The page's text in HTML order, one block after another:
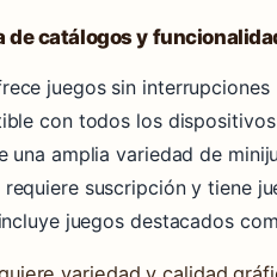
de catálogos y
juegos sin
con todos los
una amplia variedad de
suscripción y tiene
juegos destacados